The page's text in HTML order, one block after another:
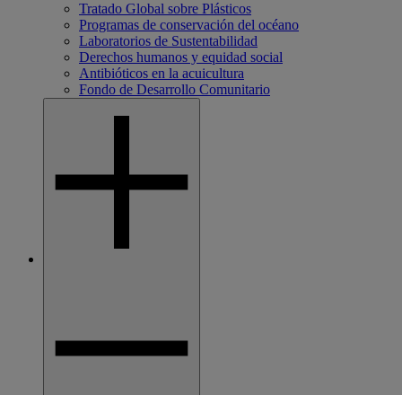
Tratado Global sobre Plásticos
Programas de conservación del océano
Laboratorios de Sustentabilidad
Derechos humanos y equidad social
Antibióticos en la acuicultura
Fondo de Desarrollo Comunitario